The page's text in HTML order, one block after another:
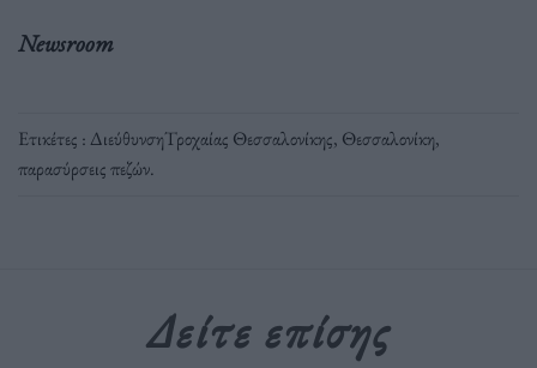
Newsroom
Ετικέτες : ΔιεύθυνσηΤροχαίας Θεσσαλονίκης, Θεσσαλονίκη,
παρασύρσεις πεζών.
Δείτε επίσης